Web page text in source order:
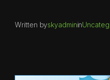
Written byskyadminin